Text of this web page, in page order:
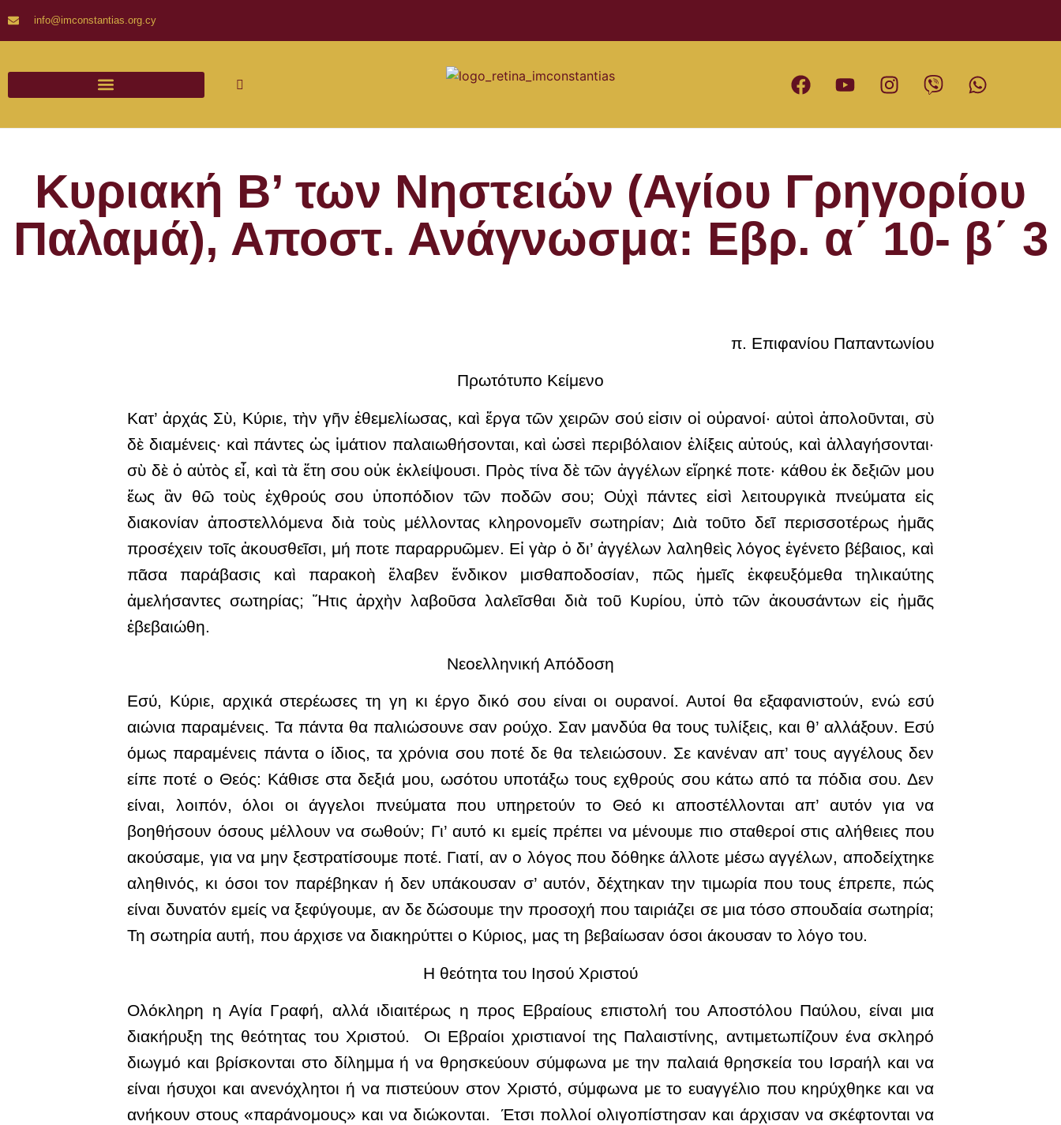
info@imconstantias.org.cy
Κυριακή Β’ των Νηστειών (Αγίου Γρηγορίου
Παλαμά), Αποστ. Ανάγνωσμα: Εβρ. α΄ 10- β΄ 3
π. Επιφανίου Παπαντωνίου
Πρωτότυπο Κείμενο
Κατ’ ἀρχάς Σὺ, Κύριε, τὴν γῆν ἐθεμελίωσας, καὶ ἔργα τῶν χειρῶν σού εἰσιν οἱ οὐρανοί· αὐτοὶ ἀπολοῦνται, σὺ
δὲ διαμένεις· καὶ πάντες ὡς ἱμάτιον παλαιωθήσονται, καὶ ὡσεὶ περιβόλαιον ἑλίξεις αὐτούς, καὶ ἀλλαγήσονται·
σὺ δὲ ὁ αὐτὸς εἶ, καὶ τὰ ἔτη σου οὐκ ἐκλείψουσι. Πρὸς τίνα δὲ τῶν ἀγγέλων εἴρηκέ ποτε· κάθου ἐκ δεξιῶν μου
ἕως ἂν θῶ τοὺς ἐχθρούς σου ὑποπόδιον τῶν ποδῶν σου; Οὐχὶ πάντες εἰσὶ λειτουργικὰ πνεύματα εἰς
διακονίαν ἀποστελλόμενα διὰ τοὺς μέλλοντας κληρονομεῖν σωτηρίαν; Διὰ τοῦτο δεῖ περισσοτέρως ἡμᾶς
προσέχειν τοῖς ἀκουσθεῖσι, μή ποτε παραρρυῶμεν. Εἰ γὰρ ὁ δι’ ἀγγέλων λαληθεὶς λόγος ἐγένετο βέβαιος, καὶ
πᾶσα παράβασις καὶ παρακοὴ ἔλαβεν ἔνδικον μισθαποδοσίαν, πῶς ἡμεῖς ἐκφευξόμεθα τηλικαύτης
ἀμελήσαντες σωτηρίας; Ἥτις ἀρχὴν λαβοῦσα λαλεῖσθαι διὰ τοῦ Κυρίου, ὑπὸ τῶν ἀκουσάντων εἰς ἡμᾶς
ἐβεβαιώθη.
Νεοελληνική Απόδοση
Εσύ, Κύριε, αρχικά στερέωσες τη γη κι έργο δικό σου είναι οι ουρανοί. Αυτοί θα εξαφανιστούν, ενώ εσύ
αιώνια παραμένεις. Τα πάντα θα παλιώσουνε σαν ρούχο. Σαν μανδύα θα τους τυλίξεις, και θ’ αλλάξουν. Εσύ
όμως παραμένεις πάντα ο ίδιος, τα χρόνια σου ποτέ δε θα τελειώσουν. Σε κανέναν απ’ τους αγγέλους δεν
είπε ποτέ ο Θεός: Κάθισε στα δεξιά μου, ωσότου υποτάξω τους εχθρούς σου κάτω από τα πόδια σου. Δεν
είναι, λοιπόν, όλοι οι άγγελοι πνεύματα που υπηρετούν το Θεό κι αποστέλλονται απ’ αυτόν για να
βοηθήσουν όσους μέλλουν να σωθούν; Γι’ αυτό κι εμείς πρέπει να μένουμε πιο σταθεροί στις αλήθειες που
ακούσαμε, για να μην ξεστρατίσουμε ποτέ. Γιατί, αν ο λόγος που δόθηκε άλλοτε μέσω αγγέλων, αποδείχτηκε
αληθινός, κι όσοι τον παρέβηκαν ή δεν υπάκουσαν σ’ αυτόν, δέχτηκαν την τιμωρία που τους έπρεπε, πώς
είναι δυνατόν εμείς να ξεφύγουμε, αν δε δώσουμε την προσοχή που ταιριάζει σε μια τόσο σπουδαία σωτηρία;
Τη σωτηρία αυτή, που άρχισε να διακηρύττει ο Κύριος, μας τη βεβαίωσαν όσοι άκουσαν το λόγο του.
Η θεότητα του Ιησού Χριστού
Ολόκληρη η Αγία Γραφή, αλλά ιδιαιτέρως η προς Εβραίους επιστολή του Αποστόλου Παύλου, είναι μια
διακήρυξη της θεότητας του Χριστού. Οι Εβραίοι χριστιανοί της Παλαιστίνης, αντιμετωπίζουν ένα σκληρό
διωγμό και βρίσκονται στο δίλημμα ή να θρησκεύουν σύμφωνα με την παλαιά θρησκεία του Ισραήλ και να
είναι ήσυχοι και ανενόχλητοι ή να πιστεύουν στον Χριστό, σύμφωνα με το ευαγγέλιο που κηρύχθηκε και να
ανήκουν στους «παράνομους» και να διώκονται. Έτσι πολλοί ολιγοπίστησαν και άρχισαν να σκέφτονται να